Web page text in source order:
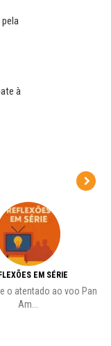
à
EM SÉRIE
e o atentado ao voo Pan
Am...